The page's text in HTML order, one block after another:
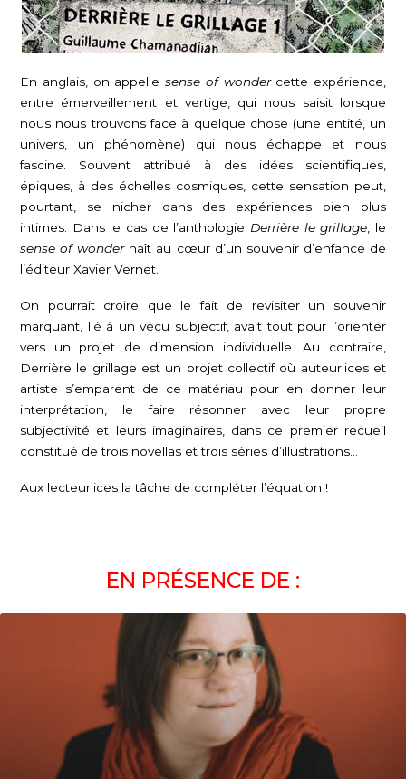
En anglais, on appelle sense of wondercette expérience,
entre émerveillement et vertige, qui nous saisit lorsque
nous nous trouvons face à quelque chose (une entité, un
univers, un phénomène) qui nous échappe et nous
fascine. Souvent attribué à des idées scientifiques,
épiques, à des échelles cosmiques, cette sensation peut,
pourtant, se nicher dans des expériences bien plus
intimes. Dans le cas de l’anthologie Derrière le grillage, le
sense of wonder naît au cœur d’un souvenir d’enfance de
l’éditeur Xavier Vernet.
On pourrait croire que le fait de revisiter un souvenir
marquant, lié à un vécu subjectif, avait tout pour l’orienter
vers un projet de dimension individuelle. Au contraire,
Derrière le grillage est un projet collectif où auteur·ices et
artiste s’emparent de ce matériau pour en donner leur
interprétation, le faire résonner avec leur propre
subjectivité et leurs imaginaires, dans ce premier recueil
constitué de trois novellas et trois séries d’illustrations…
Aux lecteur·ices la tâche de compléter l’équation !
EN PRÉSENCE DE :